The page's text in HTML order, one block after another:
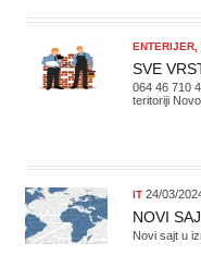
SVE
064 46 710
teritoriji
IT 24/03/
NOVI
Novi sajt u